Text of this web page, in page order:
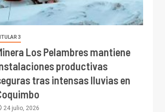
3
Los Pelambres mantiene
productivas
tras intensas lluvias en
24 julio, 2026